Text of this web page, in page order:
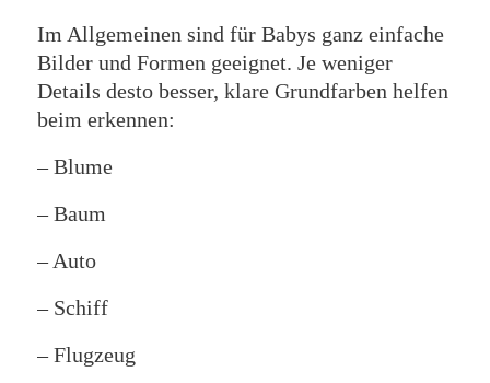
Im Allgemeinen sind für Babys ganz einfache
Bilder und Formen geeignet. Je weniger
Details desto besser, klare Grundfarben helfen
beim erkennen:
– Blume
– Baum
– Auto
– Schiff
– Flugzeug